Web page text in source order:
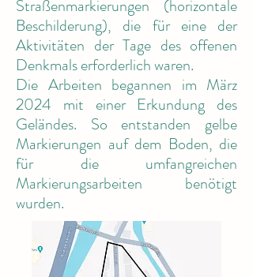
Straßenmarkierungen (horizontale
Beschilderung), die für eine der
Aktivitäten der Tage des offenen
Denkmals erforderlich waren.
Die Arbeiten begannen im März
2024 mit einer Erkundung des
Geländes. So entstanden gelbe
Markierungen auf dem Boden, die
für die umfangreichen
Markierungsarbeiten benötigt
wurden.